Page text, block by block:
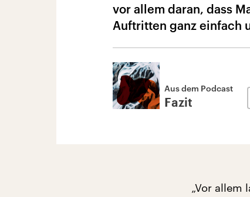
vor allem daran, dass
Auftritten ganz einfach
Aus dem Podcast
Fazit
„Vor allem